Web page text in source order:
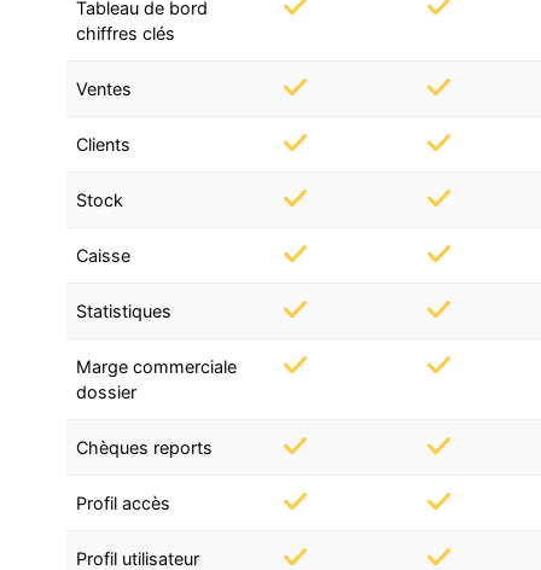
Tableau de bord
chiffres clés
Ventes
Clients
Stock
Caisse
Statistiques
Marge commerciale
dossier
Chèques reports
Profil accès
Profil utilisateur